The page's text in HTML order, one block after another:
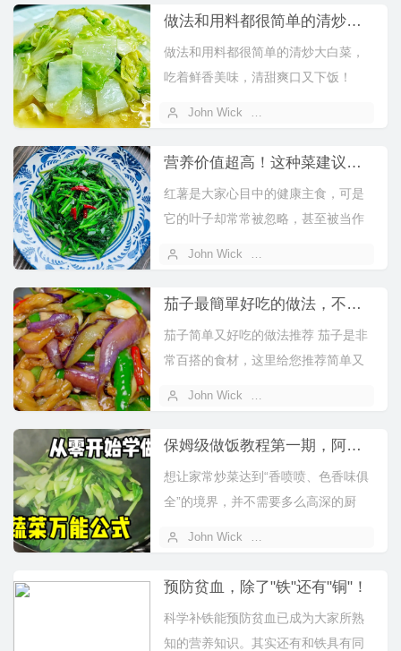
做法和用料都很简单的清炒大白菜，吃着鲜香美味，清甜爽口又下饭
做法和用料都很简单的清炒大白菜，
吃着鲜香美味，清甜爽口又下饭！
John Wick
营养价值超高！这种菜建议你多吃！
红薯是大家心目中的健康主食，可是
它的叶子却常常被忽略，甚至被当作
John Wick
茄子最簡單好吃的做法，不用過油，鮮香下飯不油膩，全家都愛吃
茄子简单又好吃的做法推荐 茄子是非
常百搭的食材，这里给您推荐简单又
John Wick
保姆级做饭教程第一期，阿姨教你炒蔬菜万能公式
想让家常炒菜达到“香喷喷、色香味俱
全”的境界，并不需要多么高深的厨
John Wick
预防贫血，除了"铁"还有"铜"！
科学补铁能预防贫血已成为大家所熟
知的营养知识。其实还有和铁具有同